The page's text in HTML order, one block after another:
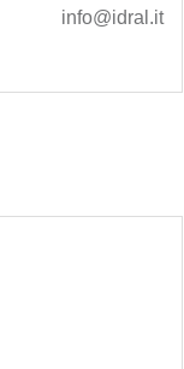
info@idral.it